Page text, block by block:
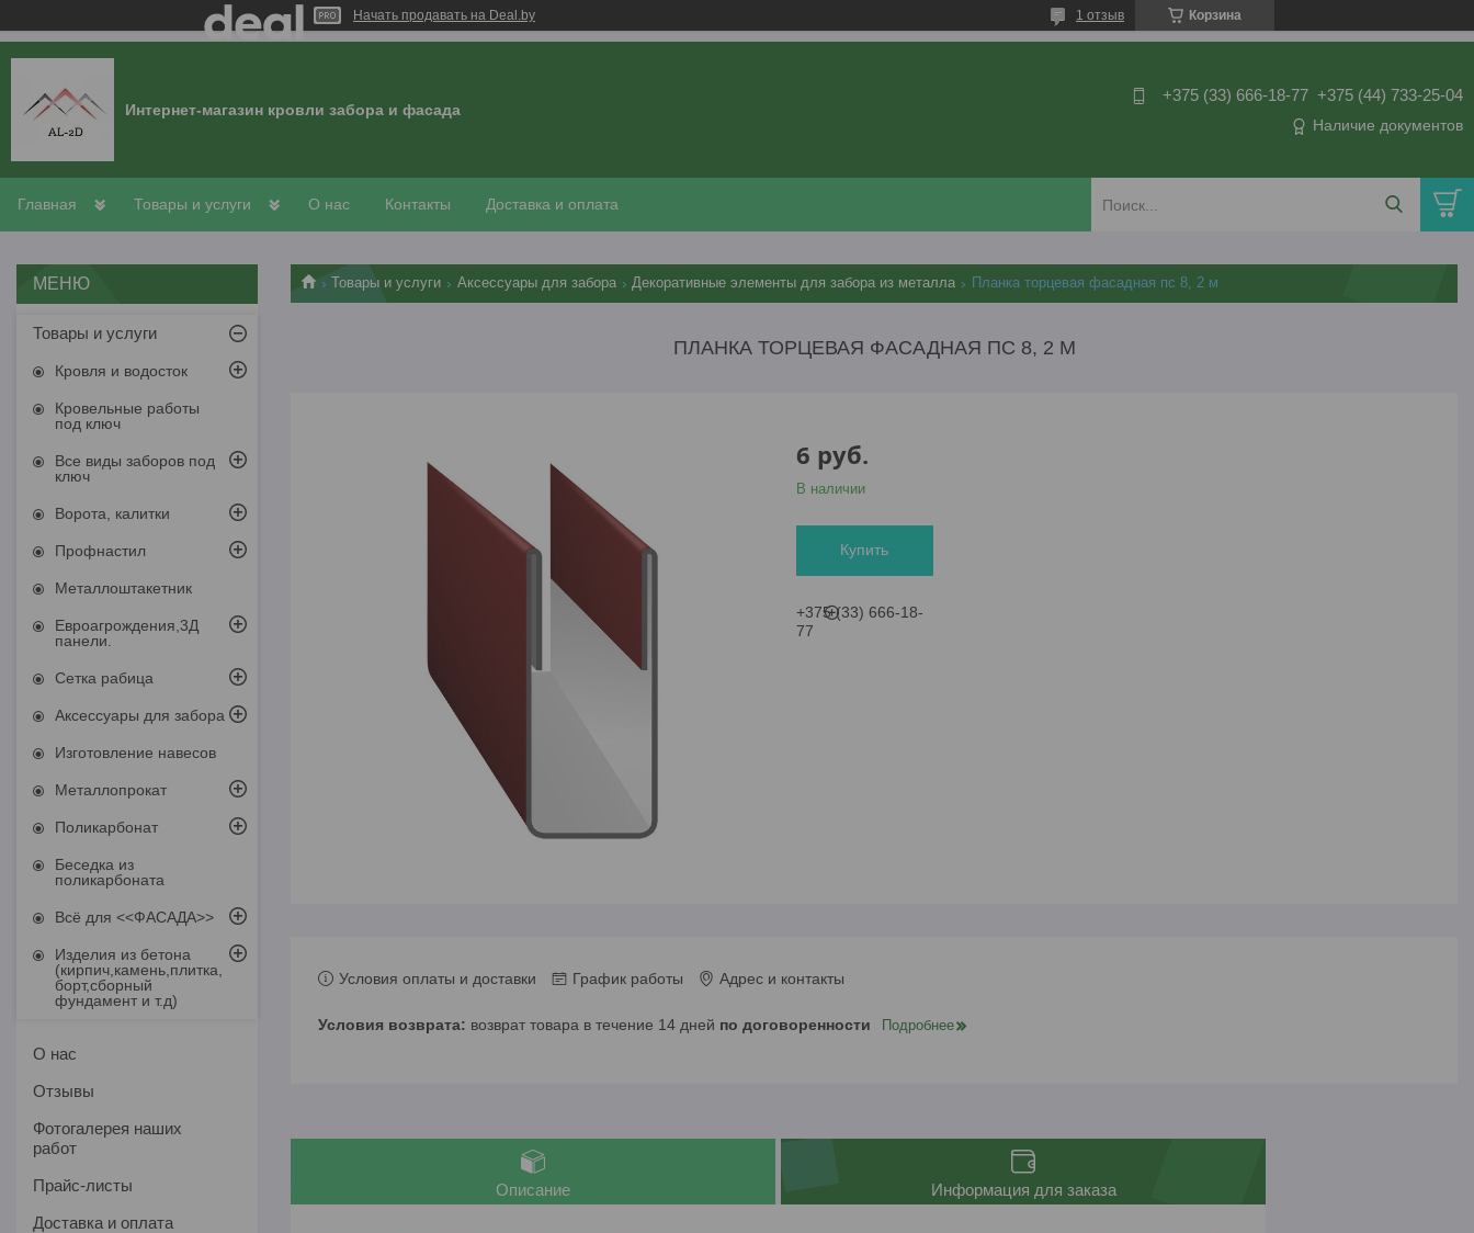
Начать продавать на Deal.by Корзина
1 отзыв
Интернет-магазин кровли забора и фасада
+375 (33) 666-18-77 +375 (44) 733-25-04
Наличие документов
Главная Товары и услуги О нас Контакты Доставка и оплата
Товары и услуги Аксессуары для забора Декоративные элементы для забора из металла Планка торцевая фасадная пс 8, 2 м
ПЛАНКА ТОРЦЕВАЯ ФАСАДНАЯ ПС 8, 2 М
6 руб.
В наличии
Купить
+375 (33) 666-18-
77
Условия оплаты и доставки График работы Адрес и контакты
возврат товара в течение 14 дней по договоренности Подробнее
Описание Информация для заказа
Товары и услуги
Кровля и водосток
Кровельные работы
под ключ
Все виды заборов под
ключ
Ворота, калитки
Профнастил
Металлоштакетник
Евроагрождения,3Д
панели.
Сетка рабица
Аксессуары для забора
Изготовление навесов
Металлопрокат
Поликарбонат
Беседка из
поликарбоната
Всё для <<ФАСАДА>>
Изделия из бетона
(кирпич,камень,плитка,
борт,сборный
фундамент и т.д)
О нас
Отзывы
Фотогалерея наших
работ
Прайс-листы
Доставка и оплата